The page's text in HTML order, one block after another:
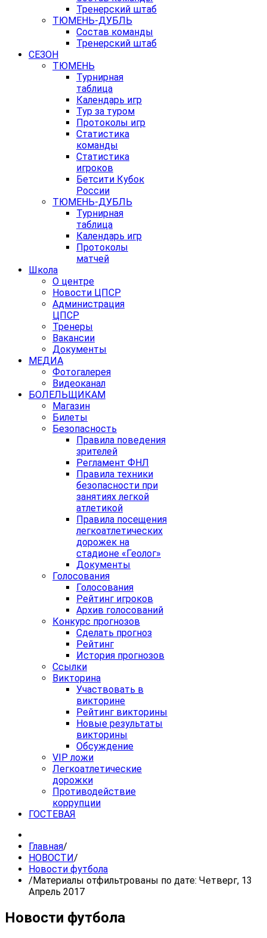
Тренерский штаб
ТЮМЕНЬ-ДУБЛЬ
Состав команды
Тренерский штаб
СЕЗОН
ТЮМЕНЬ
Турнирная
таблица
Календарь игр
Тур за туром
Протоколы игр
Статистика
команды
Статистика
игроков
Бетсити Кубок
России
ТЮМЕНЬ-ДУБЛЬ
Турнирная
таблица
Календарь игр
Протоколы
матчей
Школа
О центре
Новости ЦПСР
Администрация
ЦПСР
Тренеры
Вакансии
Документы
МЕДИА
Фотогалерея
Видеоканал
БОЛЕЛЬЩИКАМ
Магазин
Билеты
Безопасность
Правила поведения
зрителей
Регламент ФНЛ
Правила техники
безопасности при
занятиях легкой
атлетикой
Правила посещения
легкоатлетических
дорожек на
стадионе «Геолог»
Документы
Голосования
Голосования
Рейтинг игроков
Архив голосований
Конкурс прогнозов
Сделать прогноз
Рейтинг
История прогнозов
Ссылки
Викторина
Участвовать в
викторине
Рейтинг викторины
Новые результаты
викторины
Обсуждение
VIP ложи
Легкоатлетические
дорожки
Противодействие
коррупции
ГОСТЕВАЯ
Главная/
НОВОСТИ/
Новости футбола
/ Материалы отфильтрованы по дате: Четверг, 13
Апрель 2017
Новости футбола